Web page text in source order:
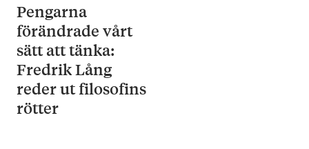
Pengarna
förändrade vårt
sätt att tänka:
Fredrik Lång
reder ut filosofins
rötter